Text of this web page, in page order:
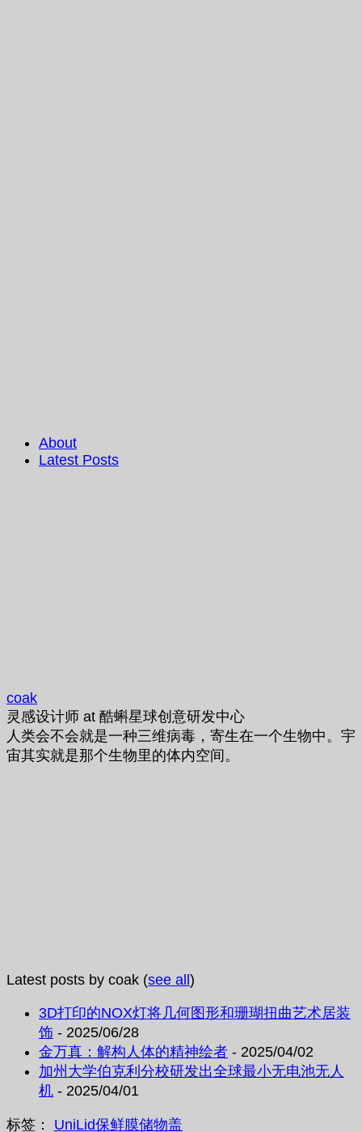
About
Latest Posts
coak
灵感设计师 at 酷蝌星球创意研发中心
人类会不会就是一种三维病毒，寄生在一个生物中。宇
宙其实就是那个生物里的体内空间。
Latest posts by coak (see all)
3D打印的NOX灯将几何图形和珊瑚扭曲艺术居装
饰 - 2025/06/28
金万真：解构人体的精神绘者 - 2025/04/02
加州大学伯克利分校研发出全球最小无电池无人
机 - 2025/04/01
标签： UniLid保鲜膜储物盖